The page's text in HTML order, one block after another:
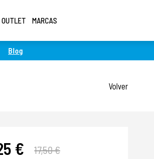
Blog
OUTLET MARCAS
Volver
€ 17,50 €